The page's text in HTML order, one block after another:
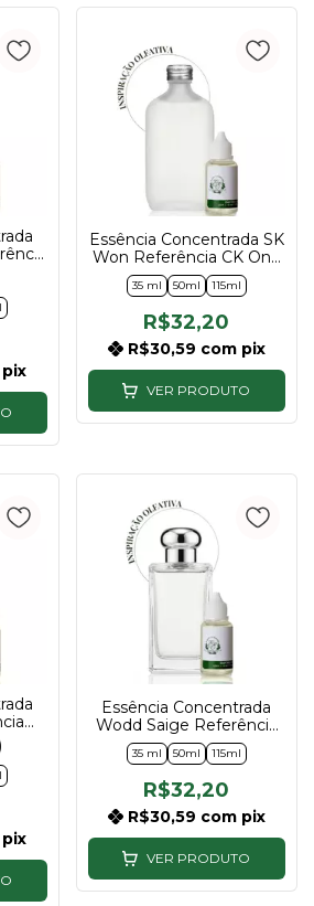
|
pix
Essência Concentrada SK
Won Referência CK One
Compartilhável 35ml |
50ml | 115ml
35 ml 50ml 115ml
R$32,20
R$30,59 com pix
VER PRODUTO
pix
Essência Concentrada
Wodd Saige Referência
Wood Sage & Sea Salt
Compartilhável 35ml |
50ml | 115ml
35 ml 50ml 115ml
R$32,20
R$30,59 com pix
VER PRODUTO